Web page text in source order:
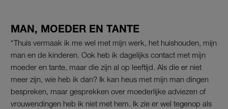
MAN, MOEDER EN TANTE
“Thuis vermaak ik me wel met mijn werk, het huishouden, mijn
man en de kinderen. Ook heb ik dagelijks contact met mijn
moeder en tante, maar die zijn al op leeftijd. Als die er niet
meer zijn, wie heb ik dan? Ik kan heus met mijn man dingen
bespreken, maar gesprekken over moederlijke adviezen of
vrouwendingen heb ik niet met hem. Ik zie er wel tegenop als